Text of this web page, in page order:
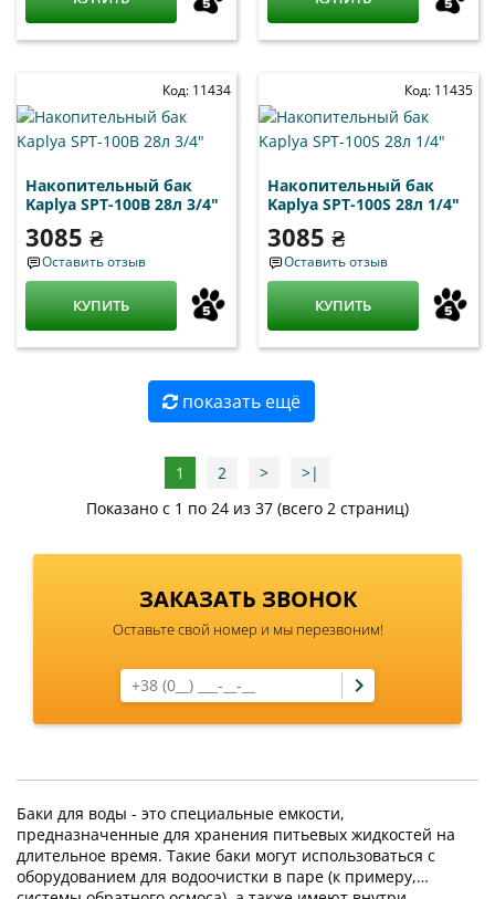
Код: 11434
Накопительный бак
Kaplya SPT-100B 28л 3/4"
3085 ₴
Оставить отзыв
КУПИТЬ
Код: 11435
Накопительный бак
Kaplya SPT-100S 28л 1/4"
3085 ₴
Оставить отзыв
КУПИТЬ
показать ещё
1 2 >
>|
Показано с 1 по 24 из 37 (всего 2 страниц)
ЗАКАЗАТЬ ЗВОНОК
Оставьте свой номер и мы перезвоним!
Баки для воды - это специальные емкости,
предназначенные для хранения питьевых жидкостей на
длительное время. Такие баки могут использоваться с
оборудованием для водоочистки в паре (к примеру,